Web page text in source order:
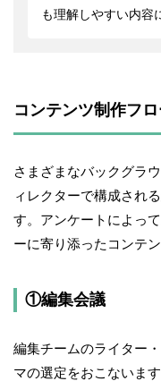
も理解しやすい内容
コンテンツ制作フ
さまざまなバックグラ
ィレクターで構成され
す。アンケートによっ
ーに寄り添ったコンテ
①編集会議
編集チームのライター
マの選定をおこないま